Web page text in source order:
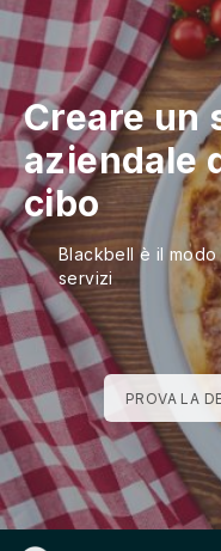
Creare un
aziendale
cibo
Blackbell è il
servizi
PROVA LA